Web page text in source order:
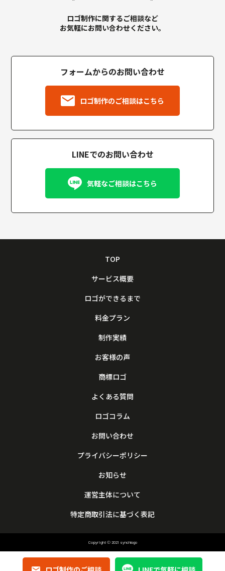
ロゴ制作に関するご相談など
お気軽にお問い合わせください。
フォームからのお問い合わせ
ロゴ制作のご相談はこちら
LINEでのお問い合わせ
気軽なご相談はこちら
TOP
サービス概要
ロゴができるまで
料金プラン
制作実績
お客様の声
商標ロゴ
よくある質問
ロゴコラム
お問い合わせ
プライバシーポリシー
お知らせ
運営主体について
特定商取引法に基づく表記
Copyright © 2021 synchlogo